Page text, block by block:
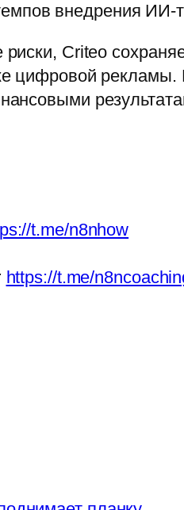
внедрения ИИ-
Criteo
цифровой рекламы.
t.me/n8nhow
https://t.me/